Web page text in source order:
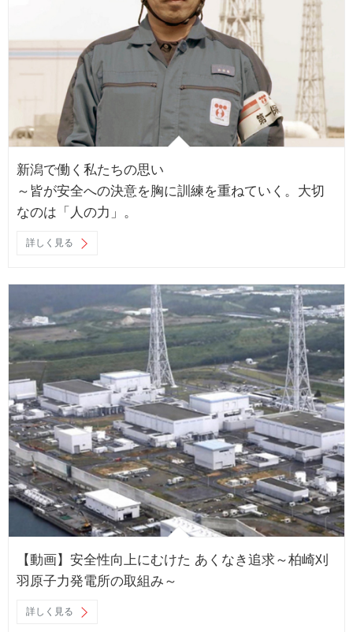
新潟で働く私たちの思い
～皆が安全への決意を胸に訓練を重ねていく。大切
なのは「人の力」。
詳しく見る
【動画】安全性向上にむけた あくなき追求～柏崎刈
羽原子力発電所の取組み～
詳しく見る